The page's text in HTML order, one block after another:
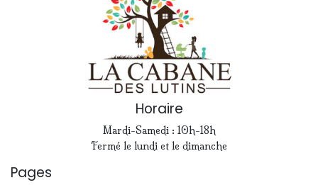
Horaire
Mardi-Samedi : 10h-18h
Fermé le lundi et le dimanche
Pages